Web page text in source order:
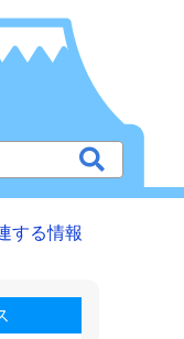
する情報